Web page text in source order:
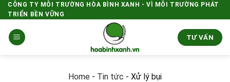
Skip
to
content
CÔNG TY MÔI TRƯỜNG HÒA BÌNH XANH - VÌ MÔI TRƯỜNG PHÁT
TRIỂN BỀN VỮNG
TƯ VẤN
Home - Tin tức - Xử lý bụi